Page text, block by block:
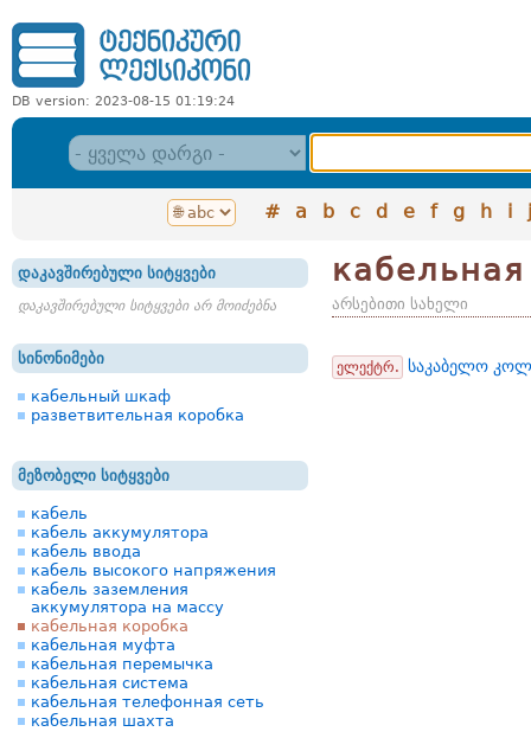
DB version: 2023-08-15 01:19:24
# a b c d e f g h i j
დაკავშირებული სიტყვები
დაკავშირებული სიტყვები არ მოიძებნა
სინონიმები
кабельный шкаф
разветвительная коробка
მეზობელი სიტყვები
кабель
кабель аккумулятора
кабель ввода
кабель высокого напряжения
кабель заземления
аккумулятора на массу
кабельная коробка
кабельная муфта
кабельная перемычка
кабельная система
кабельная телефонная сеть
кабельная шахта
არსებითი სახელი
ელექტრ. საკაბელო